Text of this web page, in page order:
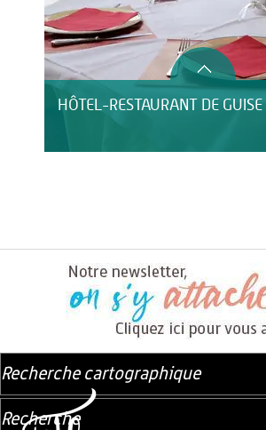
HÔTEL-RESTAURANT DE GUISE
Recherche cartographique
Recherche